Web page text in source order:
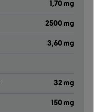
1,70 mg
2500 mg
3,60 mg
32 mg
150 mg